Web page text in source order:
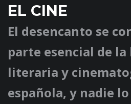
EL CINE
El desencanto se
parte esencial de
literaria y
española, y nadie